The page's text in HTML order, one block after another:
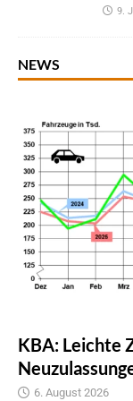
9.
NEWS
KBA: Leichte
6. August 2026